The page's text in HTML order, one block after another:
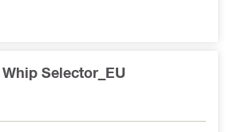
Whip Selector_EU